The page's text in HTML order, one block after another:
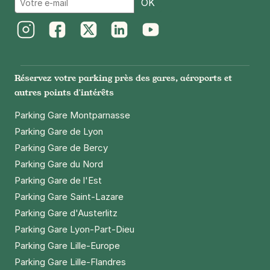
OK
Réservez votre parking près des gares, aéroports et
autres points d'intérêts
Parking Gare Montparnasse
Parking Gare de Lyon
Parking Gare de Bercy
Parking Gare du Nord
Parking Gare de l'Est
Parking Gare Saint-Lazare
Parking Gare d'Austerlitz
Parking Gare Lyon-Part-Dieu
Parking Gare Lille-Europe
Parking Gare Lille-Flandres